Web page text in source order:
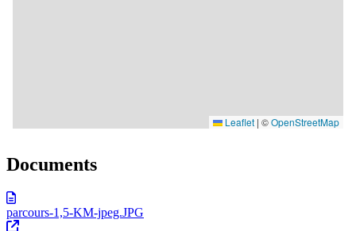
Documents
parcours-1,5-KM-jpeg.JPG